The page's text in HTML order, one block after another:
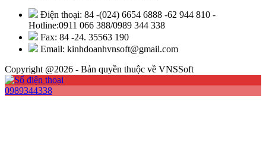
Điện thoại: 84 -(024) 6654 6888 -62 944 810 -
Hotline:0911 066 388/0989 344 338
Fax: 84 -24. 35563 190
Email: kinhdoanhvnsoft@gmail.com
Copyright @2026 - Bản quyền thuộc về VNSSoft
0989344338